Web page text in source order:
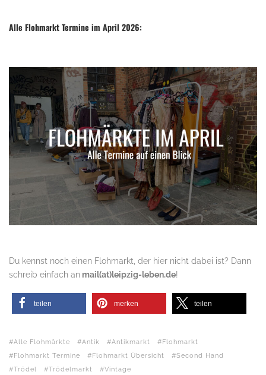
Alle Flohmarkt Termine im April 2026:
Du kennst noch einen Flohmarkt, der hier nicht dabei ist? Dann
schreib einfach an mail(at)leipzig-leben.de!
teilen merken teilen
Alle Flohmärkte Antik Antikmarkt
Flohmarkt
Flohmarkt Termine
Flohmarkt Übersicht
Second Hand
Trödel
Trödelmarkt Vintage